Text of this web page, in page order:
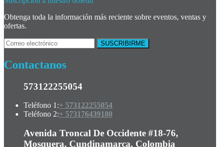
Obtenga toda la información más reciente sobre eventos, ventas y
ofertas.
Contactanos
573122255054
Teléfono 1:+ 573122255054
Teléfono 2:+ 573176439180
Avenida Troncal De Occidente #18-76,
Mosquera, Cundinamarca, Colombia